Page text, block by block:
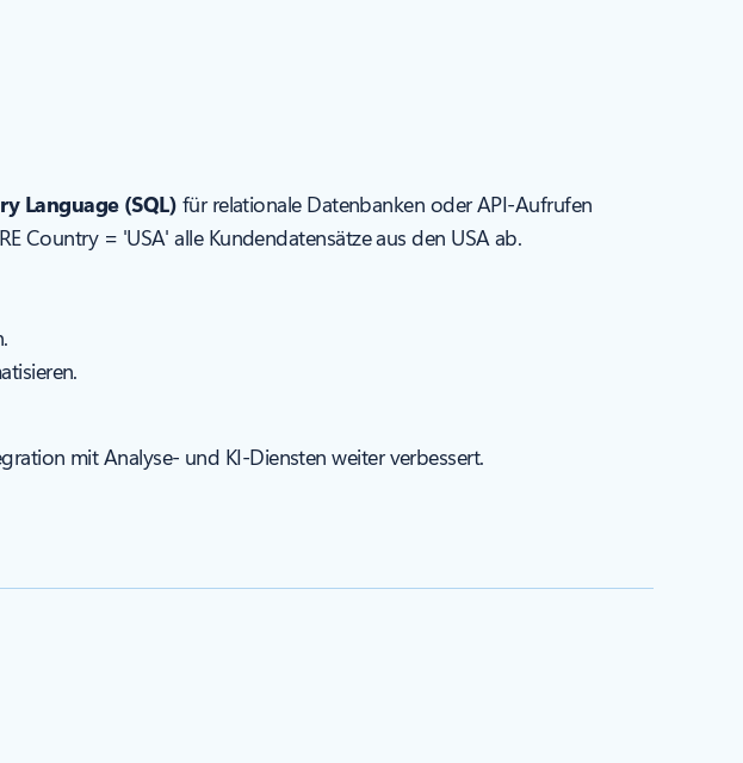
Language (SQL) für relationale Datenbanken oder API-Aufrufen
Country = 'USA' alle Kundendatensätze aus den USA ab.
mit Analyse- und KI-Diensten weiter verbessert.